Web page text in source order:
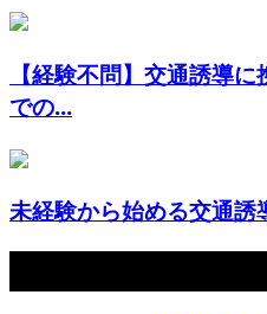
【経験不問】交通誘導
での...
未経験から始める交通誘